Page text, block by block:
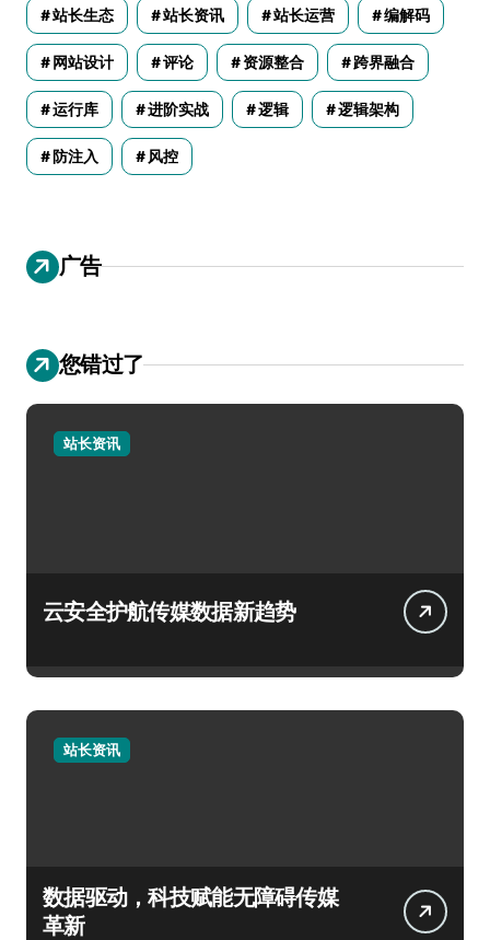
站长生态 站长资讯 站长运营 编解码
网站设计 评论 资源整合 跨界融合
运行库 进阶实战 逻辑 逻辑架构
防注入 风控
广告
您错过了
站长资讯
云安全护航传媒数据新趋势
站长资讯
数据驱动，科技赋能无障碍传媒
革新